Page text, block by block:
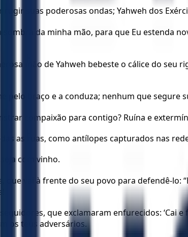
rugir suas poderosas ondas; Yahweh dos
da minha mão, para que Eu estenda
mão de Yahweh bebeste o cálice do
pelo braço e a conduza; nenhum que
compaixão para contigo? Ruína e
as ruas, como antílopes capturados nas
com vinho.
que vai à frente do seu povo para defendê-
que exclamaram enfurecidos: ‘Cai
os teus adversários.